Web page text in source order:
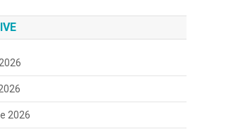
2026